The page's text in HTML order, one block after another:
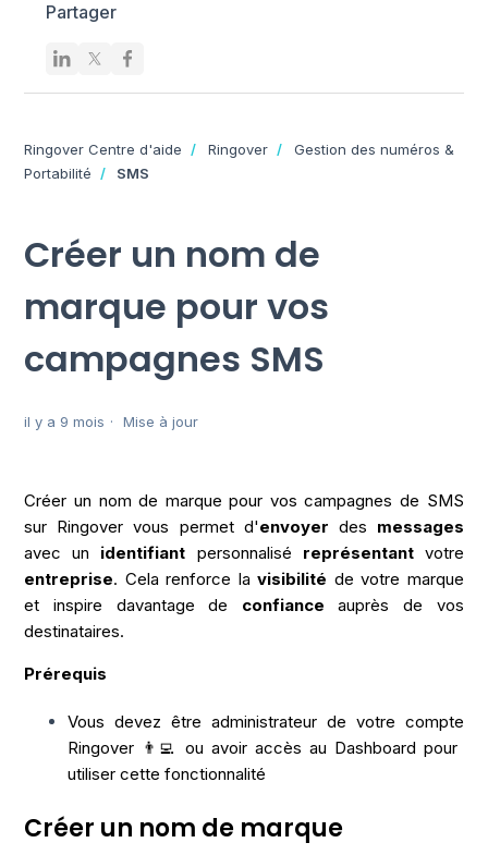
Partager
Ringover Centre d'aide Ringover
Gestion des numéros &
Portabilité
SMS
Créer un nom de
marque pour vos
campagnes SMS
il y a 9 mois Mise à jour
Créer un nom de marque pour vos campagnes de SMS
sur Ringover vous permet d'envoyer des messages
avec un identifiant personnalisé représentantvotre
entreprise. Cela renforce lavisibilité de votre marque
et inspire davantage de confiance auprès de vos
destinataires.
Prérequis
Vous devez être administrateur de votre compte
Ringover 👨‍💻 ou avoir accès au Dashboard pour
utiliser cette fonctionnalité
Créer un nom de marque